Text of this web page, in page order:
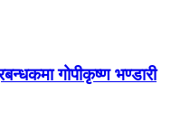
गोपीकृष्ण भण्डारी